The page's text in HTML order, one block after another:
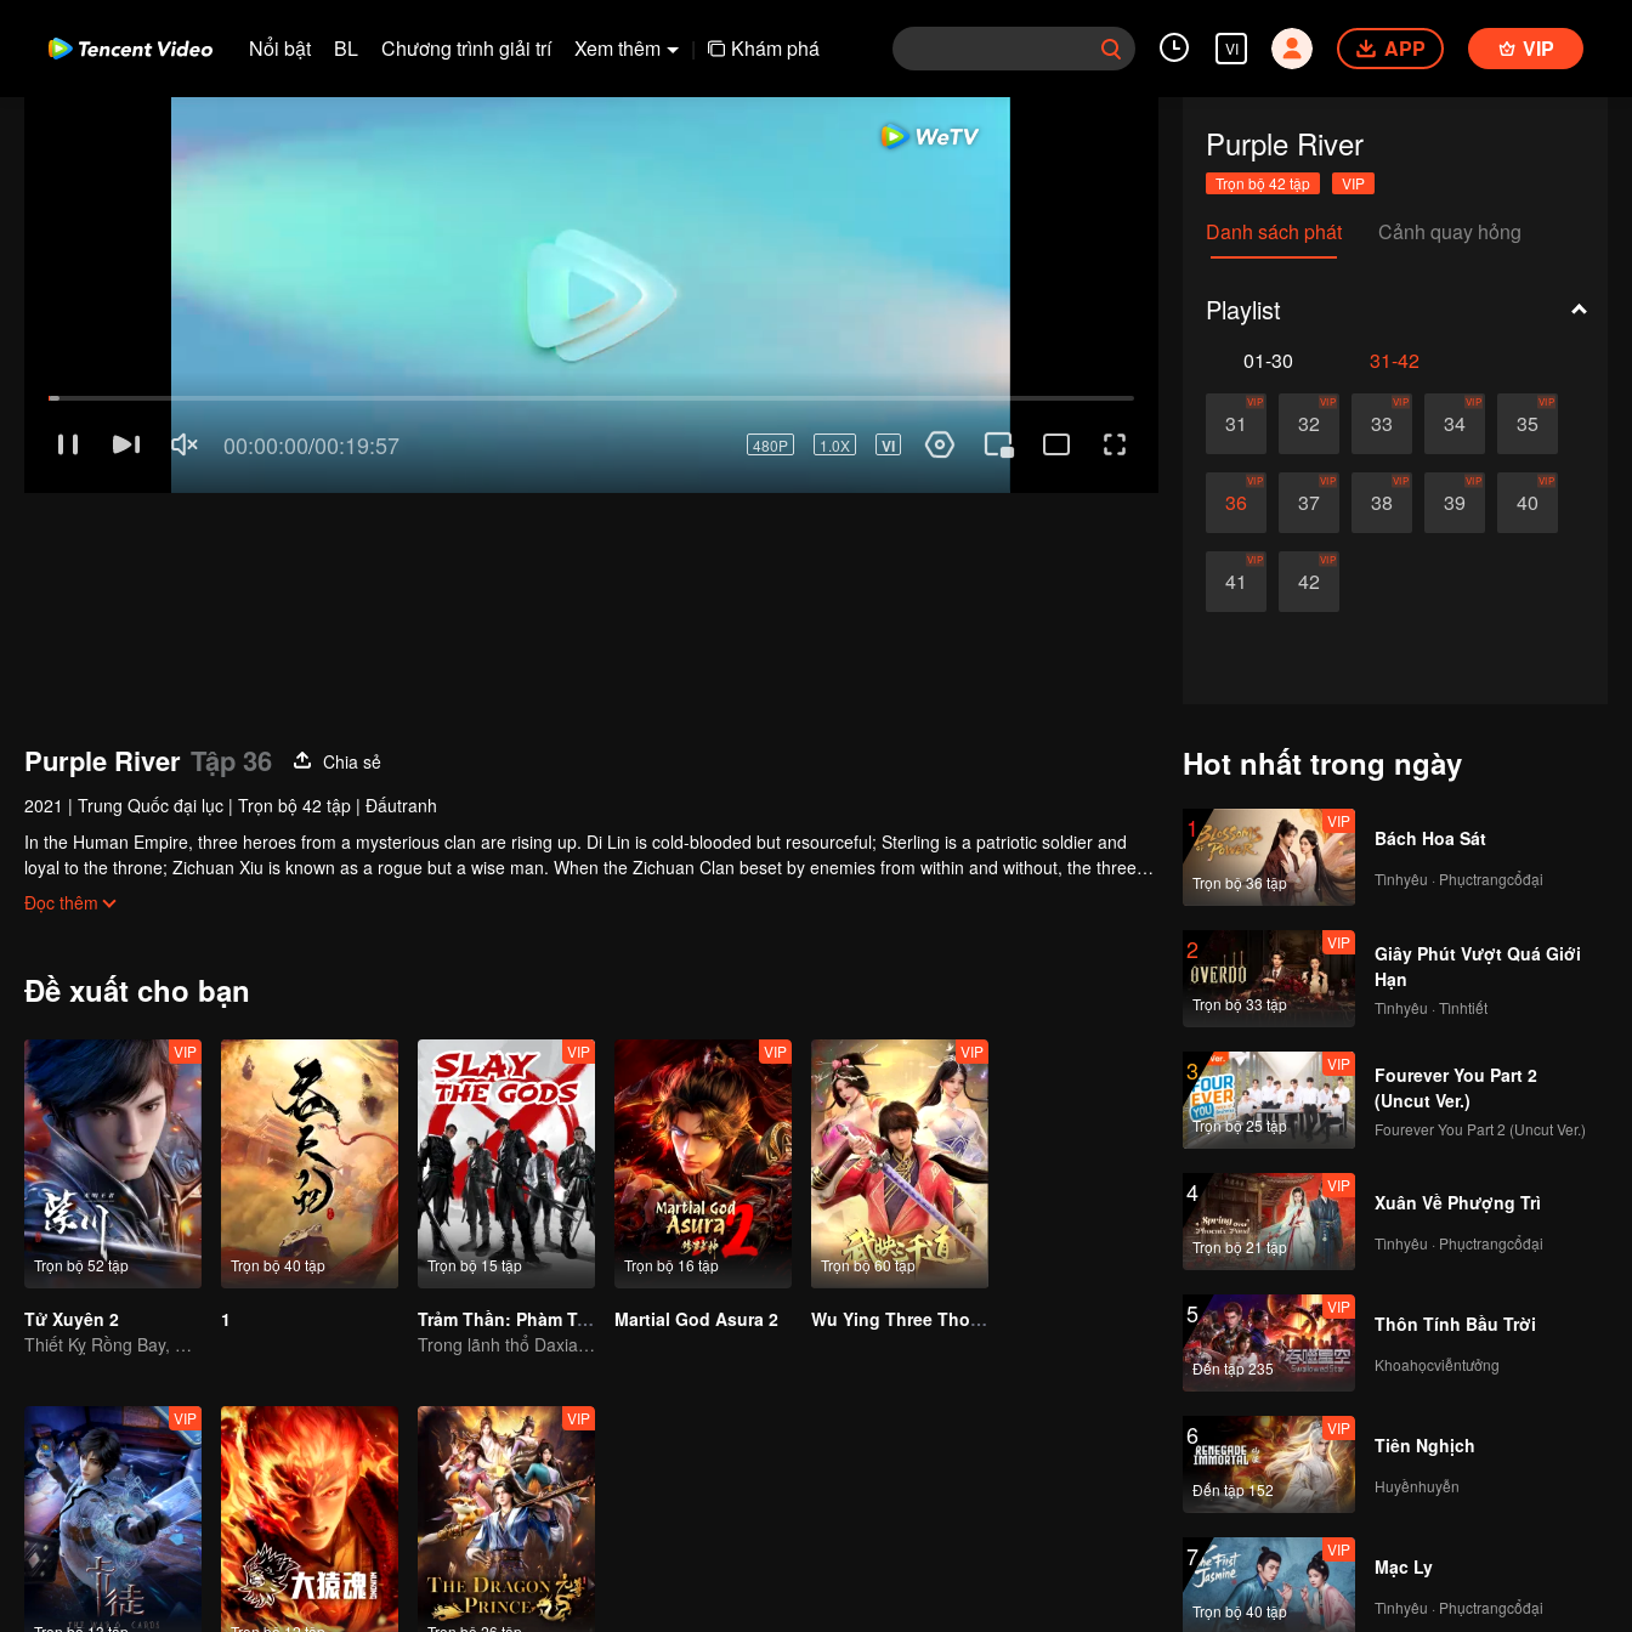
Nổi bật BL Chương trình giải trí Xem thêm | Khám phá VI APP VIP
Purple River
Trọn bộ 42 tập VIP
Danh sách phát Cảnh quay hỏng
Playlist
01-30 31-42
31
VIP
32
VIP
33
VIP
34
VIP
35
VIP
36
VIP
37
VIP
38
VIP
39
VIP
40
VIP
41
VIP
42
VIP
Purple River Tập 36
Chia sẻ
2021 | Trung Quốc đại lục | Trọn bộ 42 tập | Đấutranh
In the Human Empire, three heroes from a mysterious clan are rising up. Di Lin is cold-blooded but resourceful; Sterling is a patriotic soldier and
loyal to the throne; Zichuan Xiu is known as a rogue but a wise man. When the Zichuan Clan beset by enemies from within and without, the three
brothers displayed their respective abilities: Zichuan Xiu repelled the Demons and ventured his life on hunting down the rebel; Sterling resolutely
chose his family rather than beloved lover... Humans, demons, orcs, and eastern tribes are constantly entangled and bring chaos to this continent.
Đọc thêm
Đề xuất cho bạn
Trọn bộ 52 tập
VIP
Tử Xuyên 2
Thiết Kỵ Rồng Bay, Viết Tiếp Huyền Thoại Tử Xuyên
Trọn bộ 40 tập
1
Trọn bộ 15 tập
VIP
Trảm Thần: Phàm Trần Thần Vực
Trong lãnh thổ Daxia, các vị thần bị cấm du hành
Trọn bộ 16 tập
VIP
Martial God Asura 2
Trọn bộ 60 tập
VIP
Wu Ying Three Thousand Paths
VIP VIP
Hot nhất trong ngày
1
Trọn bộ 36 tập
VIP
Bách Hoa Sát
Tìnhyêu · Phụctrangcổđại
2
Trọn bộ 33 tập
VIP
Giây Phút Vượt Quá Giới
Hạn
Tìnhyêu · Tìnhtiết
3
Trọn bộ 25 tập
VIP
Fourever You Part 2
(Uncut Ver.)
Fourever You Part 2 (Uncut Ver.)
4
Trọn bộ 21 tập
VIP
Xuân Về Phượng Trì
Tìnhyêu · Phụctrangcổđại
5
Đến tập 235
VIP
Thôn Tính Bầu Trời
Khoahọcviễntưởng
6
Đến tập 152
VIP
Tiên Nghịch
Huyềnhuyễn
7
Trọn bộ 40 tập
VIP
Mạc Ly
Tìnhyêu · Phụctrangcổđại